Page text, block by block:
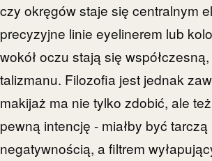
czy okręgów staje się centralnym
precyzyjne linie eyelinerem lub
wokół oczu stają się
talizmanu. Filozofia jest jednak
makijaż ma nie tylko zdobić, ale
pewną intencję - miałby być tarczą
negatywnością, a filtrem